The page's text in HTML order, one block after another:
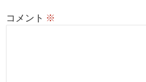
コメント ※